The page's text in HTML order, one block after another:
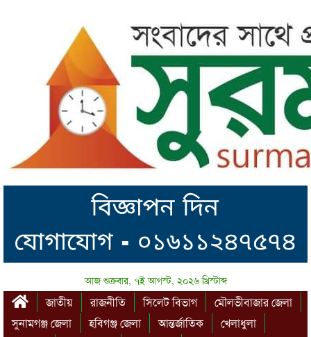
আজ শুক্রবার, ৭ই আগস্ট, ২০২৬ খ্রিস্টাব্দ
জাতীয় রাজনীতি সিলেট বিভাগ
মৌলভীবাজার জেলা
সুনামগঞ্জ জেলা
হবিগঞ্জ জেলা আন্তর্জাতিক
খেলাধুলা